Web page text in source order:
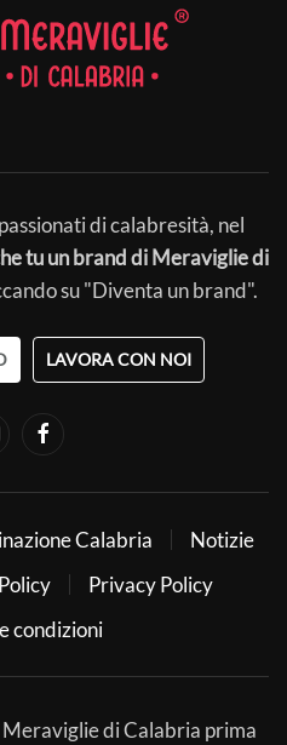
di calabresità, nel
tu un brand di Meraviglie di
su "Diventa un brand".
LAVORA CON NOI
Calabria
Notizie
Privacy Policy
condizioni
di Calabria prima